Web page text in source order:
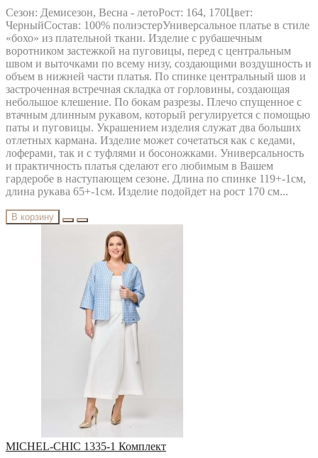
MUBLIZ
NEEDLE REVERTEX
NINELE
NOVA LINE
ORHIDEYA LUX
PIRS
PRETTY
PUR PUR
RIVOLI
RUNELLA
SODA
SOLOMEYA LUX
Svetlana-Style
TAIER
TEFFI
TENSI
test_producer
VESNALETTO
VILENA FASHION
VITTORIA QUEEN
БелЭльСтиль
ОРХИДЕЯ
РАСПРОДАЖА
Твой Имидж
Сезон: Демисезон, Весна - летоРост: 164, 170Цвет:
ЧерныйСостав: 100% полиэстерУниверсальное платье в стиле
«бохо» из плательной ткани. Изделие с рубашечным
воротником застежкой на пуговицы, перед с центральным
швом и выточками по всему низу, создающими воздушность и
объем в нижней части платья. По спинке центральный шов и
застроченная встречная складка от горловины, создающая
небольшое клешение. По бокам разрезы. Плечо спущенное с
втачным длинным рукавом, который регулируется с помощью
паты и пуговицы. Украшением изделия служат два больших
отлетных кармана. Изделие может сочетаться как с кедами,
лоферами, так и с туфлями и босоножками. Универсальность
и практичность платья сделают его любимым в Вашем
гардеробе в наступающем сезоне. Длина по спинке 119+-1см,
длина рукава 65+-1см. Изделие подойдет на рост 170 см...
В корзину
MICHEL-CHIC 1335-1 Комплект